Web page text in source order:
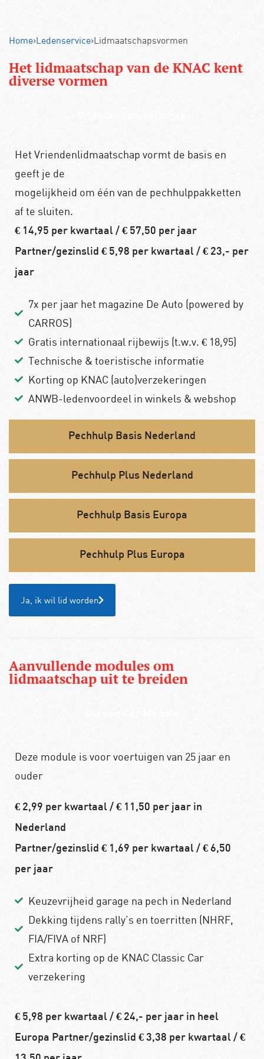
Home›Ledenservice›Lidmaatschapsvormen
Het lidmaatschap van de KNAC kent
diverse vormen
Pechhulp Basis Nederland
Pechhulp Plus Nederland
Pechhulp Basis Europa
Pechhulp Plus Europa
Het Vriendenlidmaatschap vormt de basis en
geeft je de
mogelijkheid om één van de pechhulppakketten
af te sluiten.
€ 14,95 per kwartaal / € 57,50 per jaar
Partner/gezinslid € 5,98 per kwartaal / € 23,- per
jaar
7x per jaar het magazine De Auto (powered by
CARROS)
Gratis internationaal rijbewijs (t.w.v. € 18,95)
Technische & toeristische informatie
Korting op KNAC (auto)verzekeringen
ANWB-ledenvoordeel in winkels & webshop
Ja, ik wil lid worden
Aanvullende modules om
lidmaatschap uit te breiden
Deze module is voor voertuigen van 25 jaar en
ouder
€ 2,99 per kwartaal / € 11,50 per jaar in
Nederland
Partner/gezinslid € 1,69 per kwartaal / € 6,50
per jaar
Keuzevrijheid garage na pech in Nederland
Dekking tijdens rally’s en toerritten (NHRF,
FIA/FIVA of NRF)
Extra korting op de KNAC Classic Car
verzekering
€ 5,98 per kwartaal / € 24,- per jaar in heel
Europa Partner/gezinslid € 3,38 per kwartaal / €